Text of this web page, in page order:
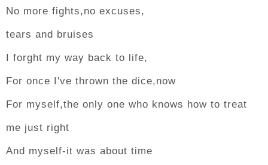
No more fights,no excuses,
tears and bruises
I forght my way back to life,
For once I've thrown the dice,now
For myself,the only one who knows how to treat
me just right
And myself-it was about time